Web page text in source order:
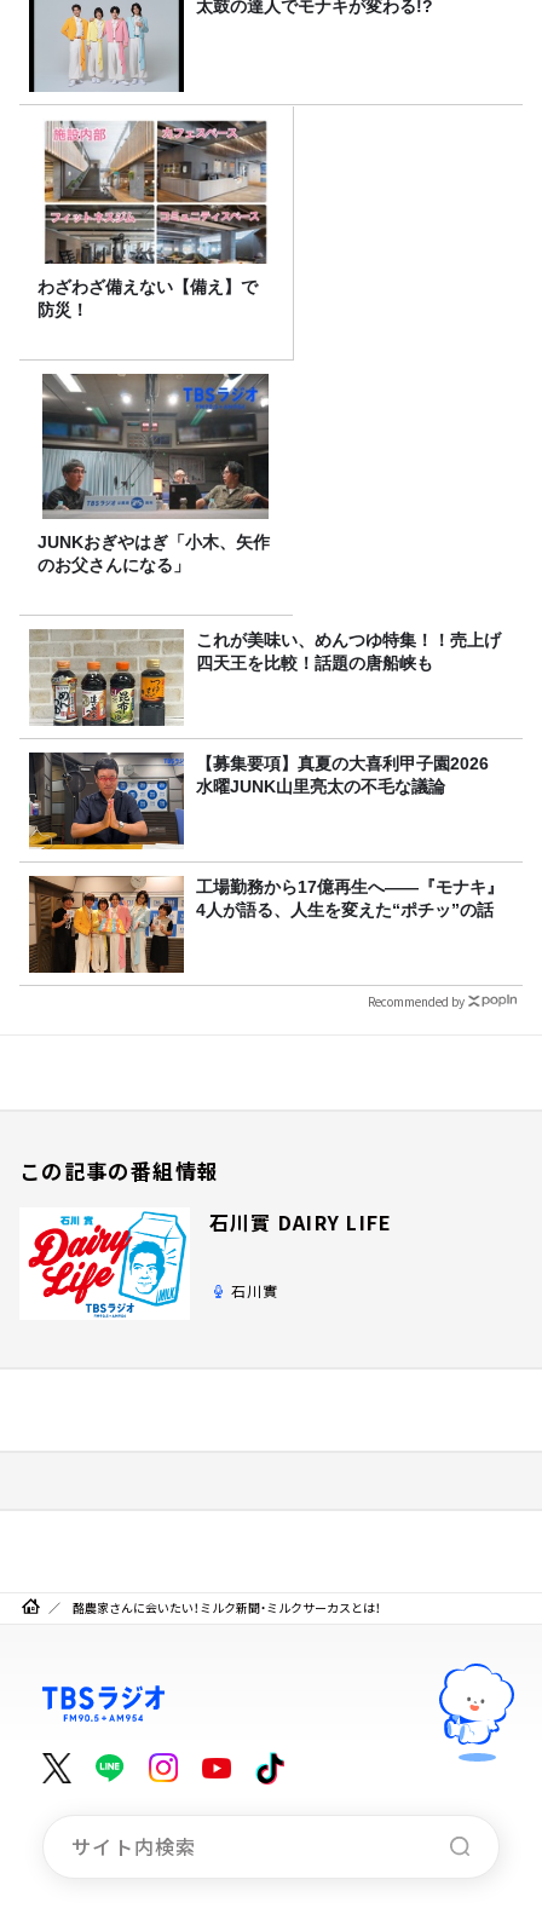
太鼓の達人でモナキが変わる!?
わざわざ備えない【備え】で
防災！
JUNKおぎやはぎ「小木、矢作
のお父さんになる」
これが美味い、めんつゆ特集！！売上げ
四天王を比較！話題の唐船峡も
【募集要項】真夏の大喜利甲子園2026
水曜JUNK山里亮太の不毛な議論
工場勤務から17億再生へ——『モナキ』
4人が語る、人生を変えた“ポチッ”の話
Recommended by
この記事の番組情報
石川實 DAIRY LIFE
石川實
酪農家さんに会いたい！ミルク新聞・ミルクサーカスとは！